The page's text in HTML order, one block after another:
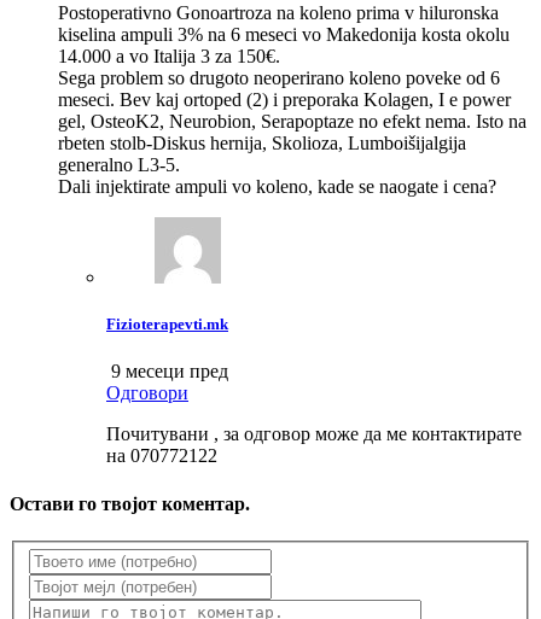
Postoperativno Gonoartroza na koleno prima v hiluronska
kiselina ampuli 3% na 6 meseci vo Makedonija kosta okolu
14.000 a vo Italija 3 za 150€.
Sega problem so drugoto neoperirano koleno poveke od 6
meseci. Bev kaj ortoped (2) i preporaka Kolagen, I e power
gel, OsteoK2, Neurobion, Serapoptaze no efekt nema. Isto na
rbeten stolb-Diskus hernija, Skolioza, Lumboišijalgija
generalno L3-5.
Dali injektirate ampuli vo koleno, kade se naogate i cena?
Fizioterapevti.mk
9 месеци пред
Одговори
Почитувани , за одговор може да ме контактирате
на 070772122
Остави го твојот коментар.